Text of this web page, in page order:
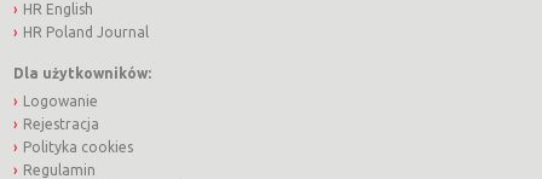
HR English
HR Poland Journal
Dla użytkowników:
Logowanie
Rejestracja
Polityka cookies
Regulamin